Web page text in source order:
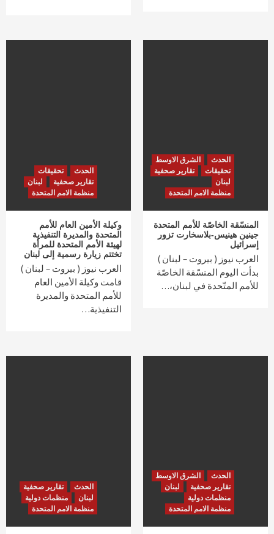
الحدث
الشرق الاوسط
تحقيقات
تقارير صحفية
لبنان
منظمة الامم المتحدة
المنسّقة الخاصّة للأمم المتحدة
جينين هينيس-بلاسخارت تزور
إسرائيل
العرب نيوز ( بيروت – لبنان )
بدأت اليوم المنسّقة الخاصّة
للأمم المتّحدة في لبنان،…
الحدث
تحقيقات
تقارير صحفية
لبنان
منظمة الامم المتحدة
وكيلة الأمين العام للأمم
المتحدة والمديرة التنفيذية
لهيئة الأمم المتحدة للمرأة
تختتم زيارة رسمية إلى لبنان
العرب نيوز ( بيروت – لبنان )
قامت وكيلة الأمين العام
للأمم المتحدة والمديرة
التنفيذية…
الحدث
الشرق الاوسط
تقارير صحفية
لبنان
منظمات دولية
منظمة الامم المتحدة
الحدث
تقارير صحفية
لبنان
منظمات دولية
منظمة الامم المتحدة